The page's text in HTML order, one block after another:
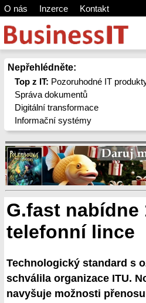
O nás Inzerce Kontakt
Nepřehlédněte:
Top z IT: Pozoruhodné IT
Správa dokumentů
Digitální transformace
Informační systémy
G.fast nabídne
telefonní lince
Technologický standard s
schválila organizace ITU.
navyšuje možnosti